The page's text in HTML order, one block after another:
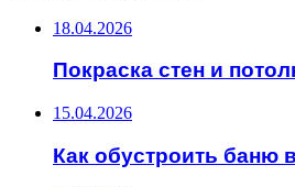
18.04.2026
Покраска стен и
15.04.2026
Как обустроить баню